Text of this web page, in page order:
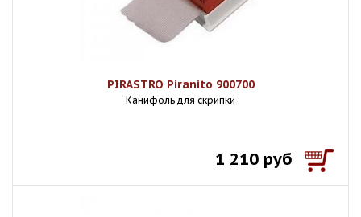
PIRASTRO Piranito 900700
Канифоль для скрипки
1 210 руб